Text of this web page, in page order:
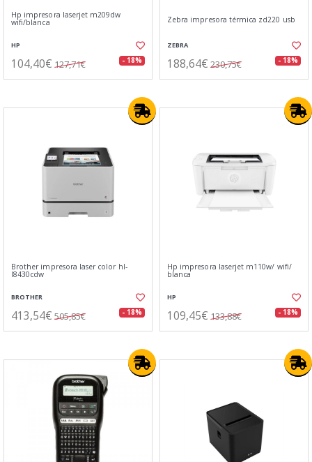
Hp impresora laserjet m209dw
wifi/blanca
HP
104,40€ 127,71€ - 18%
Zebra impresora térmica zd220 usb
ZEBRA
188,64€ 230,75€ - 18%
Brother impresora laser color hl-
l8430cdw
BROTHER
413,54€ 505,85€ - 18%
Hp impresora laserjet m110w/ wifi/
blanca
HP
109,45€ 133,88€ - 18%